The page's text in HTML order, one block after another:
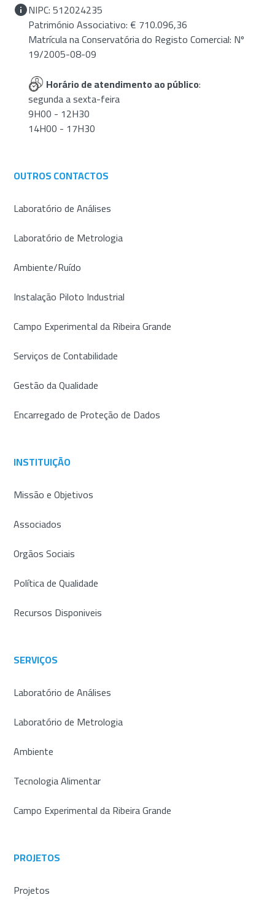
NIPC: 512024235
Património Associativo: € 710.096,36
Matrícula na Conservatória do Registo Comercial: Nº
19/2005-08-09
Horário de atendimento ao público:
segunda a sexta-feira
9H00 - 12H30
14H00 - 17H30
OUTROS CONTACTOS
Laboratório de Análises
Laboratório de Metrologia
Ambiente/Ruído
Instalação Piloto Industrial
Campo Experimental da Ribeira Grande
Serviços de Contabilidade
Gestão da Qualidade
Encarregado de Proteção de Dados
INSTITUIÇÃO
Missão e Objetivos
Associados
Orgãos Sociais
Política de Qualidade
Recursos Disponiveis
SERVIÇOS
Laboratório de Análises
Laboratório de Metrologia
Ambiente
Tecnologia Alimentar
Campo Experimental da Ribeira Grande
PROJETOS
Projetos